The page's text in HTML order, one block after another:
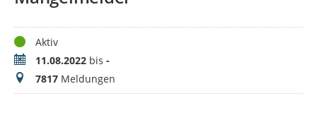
StatusAktiv
Zeitraum11.08.2022 bis -
Meldungen
7817 Meldungen